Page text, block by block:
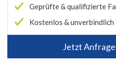
Geprüfte & qualifizierte
Kostenlos & unverbindlich
Jetzt